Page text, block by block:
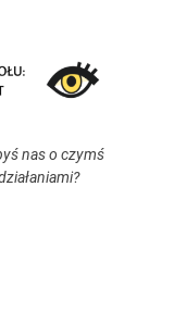
nas o czymś